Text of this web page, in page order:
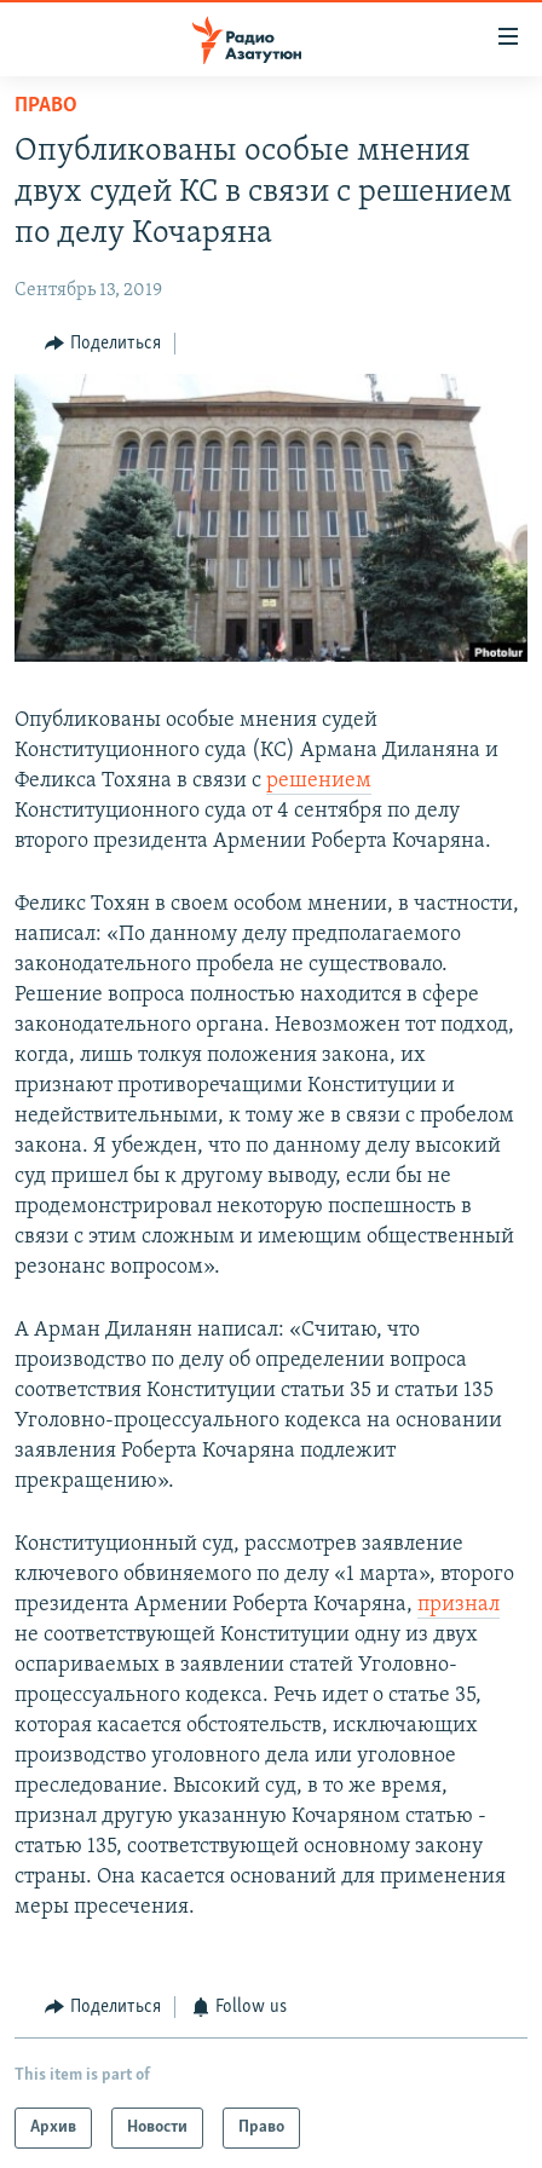
Перейти
основному
содержанию
Перейти
основной
навигации
Перейти
поиску
ГЛАВНАЯ
НОВОСТИ
ПОЛИТИКА
ЭКОНОМИКА
РЕГИОН
НАГОРНЫЙ КАРАБАХ
КУЛЬТУРА
СПОРТ
АРХИВ
Հայերեն
English
Все сайты Радио Азатутюн
ПРАВО
Опубликованы особые мнения
двух судей КС в связи с решением
по делу Кочаряна
Сентябрь 13, 2019
Поделиться
Опубликованы особые мнения судей
Конституционного суда (КС) Армана Диланяна и
Феликса Тохяна в связи с решением
Конституционного суда от 4 сентября по делу
второго президента Армении Роберта Кочаряна.
Феликс Тохян в своем особом мнении, в частности,
написал: «По данному делу предполагаемого
законодательного пробела не существовало.
Решение вопроса полностью находится в сфере
законодательного органа. Невозможен тот подход,
когда, лишь толкуя положения закона, их
признают противоречащими Конституции и
недействительными, к тому же в связи с пробелом
закона. Я убежден, что по данному делу высокий
суд пришел бы к другому выводу, если бы не
продемонстрировал некоторую поспешность в
связи с этим сложным и имеющим общественный
резонанс вопросом».
А Арман Диланян написал: «Считаю, что
производство по делу об определении вопроса
соответствия Конституции статьи 35 и статьи 135
Уголовно-процессуального кодекса на основании
заявления Роберта Кочаряна подлежит
прекращению».
Конституционный суд, рассмотрев заявление
ключевого обвиняемого по делу «1 марта», второго
президента Армении Роберта Кочаряна, признал
не соответствующей Конституции одну из двух
оспариваемых в заявлении статей Уголовно-
процессуального кодекса. Речь идет о статье 35,
которая касается обстоятельств, исключающих
производство уголовного дела или уголовное
преследование. Высокий суд, в то же время,
признал другую указанную Кочаряном статью -
статью 135, соответствующей основному закону
страны. Она касается оснований для применения
меры пресечения.
Поделиться Follow us
This item is part of
Архив Новости Право